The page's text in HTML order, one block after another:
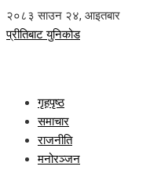
२०८३ साउन २४, आइतबार
प्रीतिबाट युनिकोड
गृहपृष्ठ
समाचार
राजनीति
मनोरञ्जन